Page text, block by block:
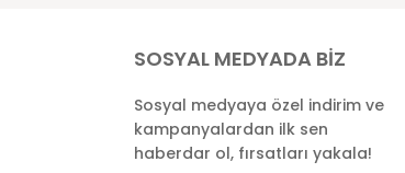
SOSYAL MEDYADA BİZ
Sosyal medyaya özel indirim ve
kampanyalardan ilk sen
haberdar ol, fırsatları yakala!